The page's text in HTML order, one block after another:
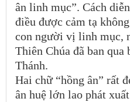
ân linh mục”. Cách
điều được cảm tạ
con người vị linh mục,
Thiên Chúa đã ban
Thánh.
Hai chữ “hồng ân” rất
ân huệ lớn lao phát